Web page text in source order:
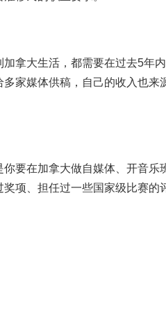
拿大生活，都需要在过去5年
家媒体供稿，自己的收入也来
要在加拿大做自媒体、开音乐
项、担任过一些国家级比赛的